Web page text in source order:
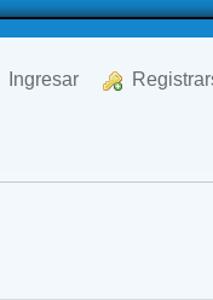
Ingresar